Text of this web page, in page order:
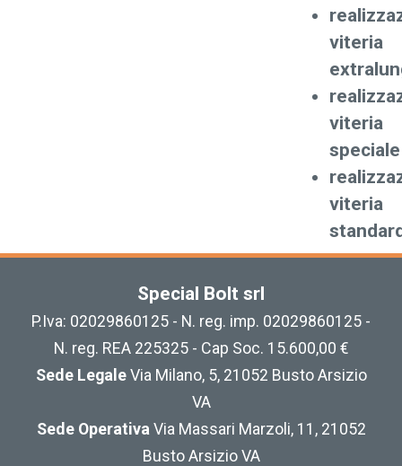
viteria
viteria
speciale
viteria
Special Bolt srl
P.Iva: 02029860125 - N. reg. imp. 02029860125 -
N. reg. REA 225325 - Cap Soc. 15.600,00 €
Sede LegaleVia Milano, 5, 21052 Busto Arsizio
VA
Sede Operativa Via Massari Marzoli, 11, 21052
Busto Arsizio VA